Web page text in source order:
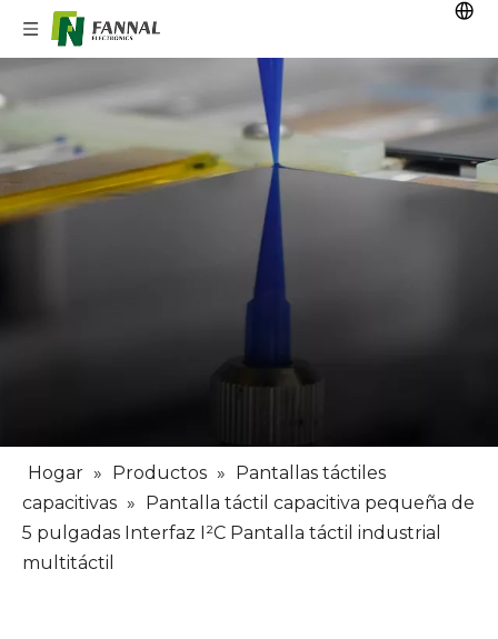
Hogar » Productos » Pantallas táctiles
capacitivas » Pantalla táctil capacitiva pequeña de
5 pulgadas Interfaz I²C Pantalla táctil industrial
multitáctil